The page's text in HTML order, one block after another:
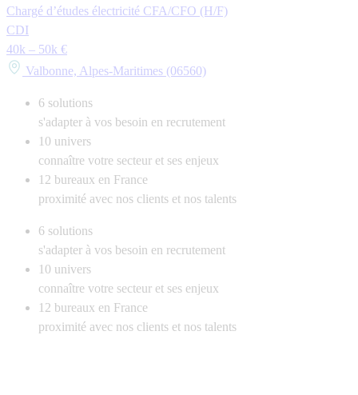
Chargé d’études électricité CFA/CFO (H/F)
CDI
40k – 50k €
Valbonne, Alpes-Maritimes (06560)
6 solutions
s'adapter à vos besoin en recrutement
10 univers
connaître votre secteur et ses enjeux
12 bureaux en France
proximité avec nos clients et nos talents
6 solutions
s'adapter à vos besoin en recrutement
10 univers
connaître votre secteur et ses enjeux
12 bureaux en France
proximité avec nos clients et nos talents